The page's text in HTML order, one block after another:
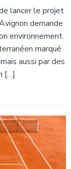
lancer le projet
demande
environnement.
marqué
aussi par des
[…]